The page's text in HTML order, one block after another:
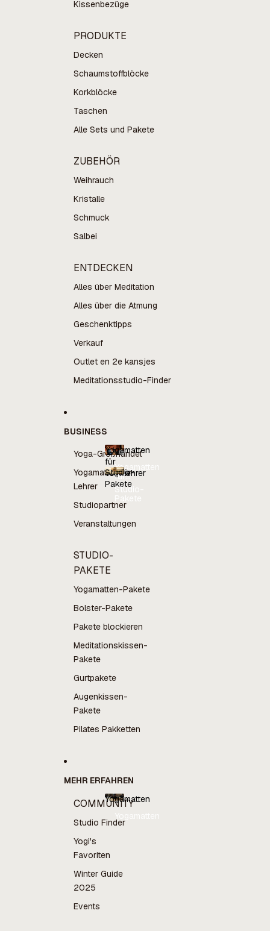
Kissenbezüge
PRODUKTE
Decken
Schaumstoffblöcke
Korkblöcke
Taschen
Alle Sets und Pakete
ZUBEHÖR
Weihrauch
Kristalle
Schmuck
Salbei
ENTDECKEN
Alles über Meditation
Alles über die Atmung
Geschenktipps
Verkauf
Outlet en 2e kansjes
Meditationsstudio-Finder
BUSINESS
Yoga-Großhandel
Yogamatten für
Lehrer
Studiopartner
Veranstaltungen
STUDIO-
PAKETE
Yogamatten-Pakete
Bolster-Pakete
Pakete blockieren
Meditationskissen-
Pakete
Gurtpakete
Augenkissen-
Pakete
Pilates Pakketten
Yogamatten
für
Yogalehrer
Yogamatten
für
Yogalehrer
Studio-
Pakete
Studio-
MEHR ERFAHREN
COMMUNITY
Studio Finder
Yogi's
Favoriten
Winter Guide
2025
Events
Yogamatten